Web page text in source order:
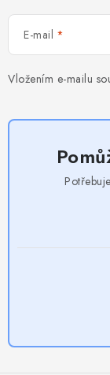
E-mail
Vložením e-mailu